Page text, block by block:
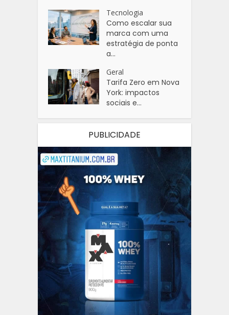
Tecnologia
Como escalar sua
marca com uma
estratégia de ponta
a...
Geral
Tarifa Zero em Nova
York: impactos
sociais e...
PUBLICIDADE